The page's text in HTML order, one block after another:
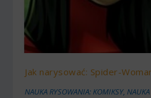
Jak narysować: Spider-
NAUKA RYSOWANIA: KOMIKSY,